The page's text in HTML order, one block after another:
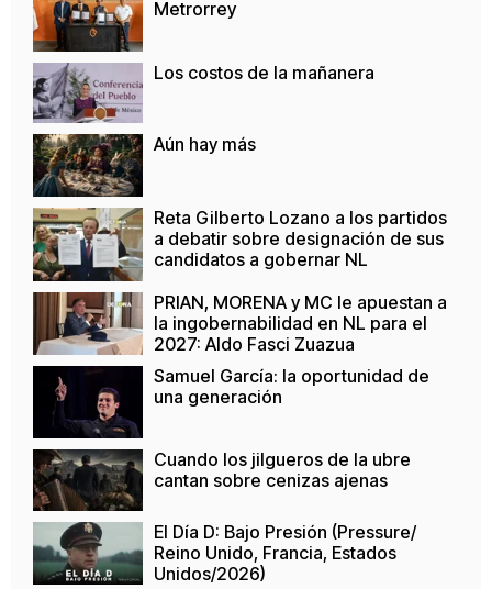
Metrorrey
Los costos de la mañanera
Aún hay más
Reta Gilberto Lozano a los partidos
a debatir sobre designación de sus
candidatos a gobernar NL
PRIAN, MORENA y MC le apuestan a
la ingobernabilidad en NL para el
2027: Aldo Fasci Zuazua
Samuel García: la oportunidad de
una generación
Cuando los jilgueros de la ubre
cantan sobre cenizas ajenas
El Día D: Bajo Presión (Pressure/
Reino Unido, Francia, Estados
Unidos/2026)